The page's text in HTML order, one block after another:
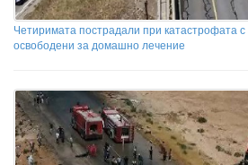
Четиримата пострадали при катастрофата
освободени за домашно лечение